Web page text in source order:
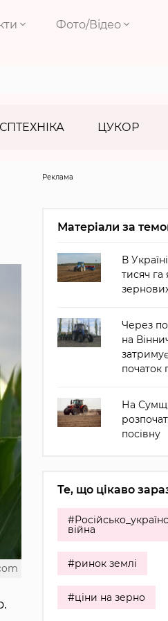
Фото/Відео
ЦУКОР
Реклама
Матеріали за
В
тисяч га
Через
на
початок
На
посівну
Те, що цікаво
війна
#ринок землі
#ціни на зерно